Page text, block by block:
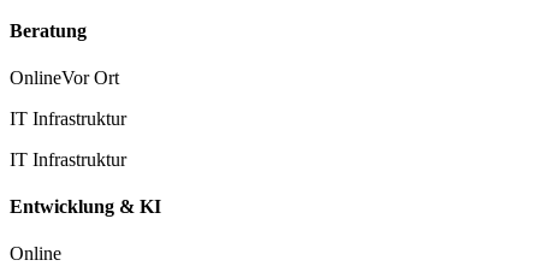
Beratung
OnlineVor Ort
IT Infrastruktur
IT Infrastruktur
Entwicklung & KI
Online